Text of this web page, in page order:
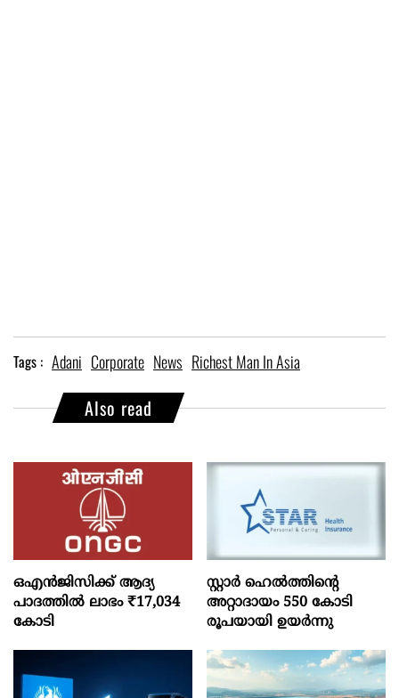
Tags : Adani Corporate News Richest Man In Asia
Also read
ഒഎന്‍ജിസിക്ക് ആദ്യ
പാദത്തില്‍ ലാഭം ₹17,034
കോടി
സ്റ്റാർ ഹെൽത്തിന്റെ
അറ്റാദായം 550 കോടി
രൂപയായി ഉയർന്നു